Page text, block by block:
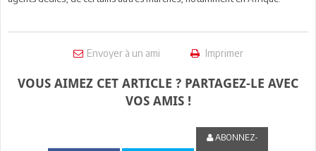
Envoyer à un ami Imprimer
VOUS AIMEZ CET ARTICLE ? PARTAGEZ-LE AVEC
VOS AMIS !
ABONNEZ-